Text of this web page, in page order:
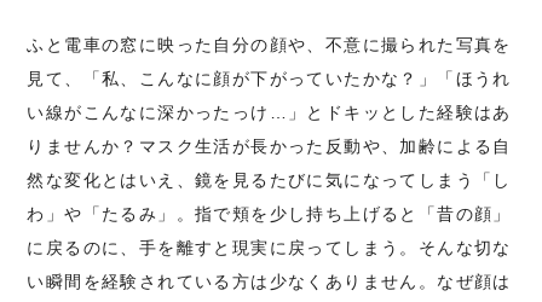
ふと電車の窓に映った自分の顔や、不意に撮られた写真を
見て、「私、こんなに顔が下がっていたかな？」「ほうれ
い線がこんなに深かったっけ…」とドキッとした経験はあ
りませんか？マスク生活が長かった反動や、加齢による自
然な変化とはいえ、鏡を見るたびに気になってしまう「し
わ」や「たるみ」。指で頬を少し持ち上げると「昔の顔」
に戻るのに、手を離すと現実に戻ってしまう。そんな切な
い瞬間を経験されている方は少なくありません。なぜ顔は